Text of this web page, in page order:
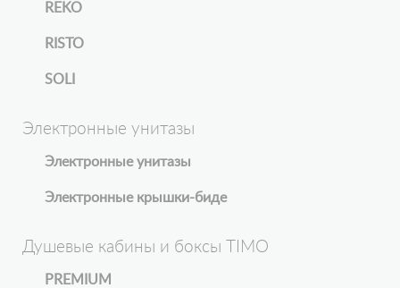
REKO
RISTO
SOLI
Электронные унитазы
Электронные унитазы
Электронные крышки-биде
Душевые кабины и боксы TIMO
PREMIUM